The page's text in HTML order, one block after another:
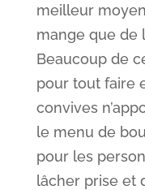
meilleur
mange que de
Beaucoup de
pour tout faire
convives
le menu de
pour les
lâcher prise et